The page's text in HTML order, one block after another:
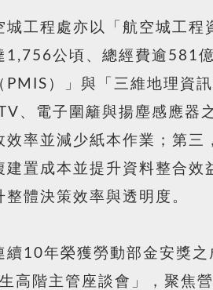
工程處亦以「航空城工
1,756公頃、總經費逾581
）」與「三維地理資
、電子圍籬與揚塵感應器
率並減少紙本作業；第三
置成本並提升資料整合效
體決策效率與透明度。
10年榮獲勞動部金安獎
高階主管座談會」，聚焦